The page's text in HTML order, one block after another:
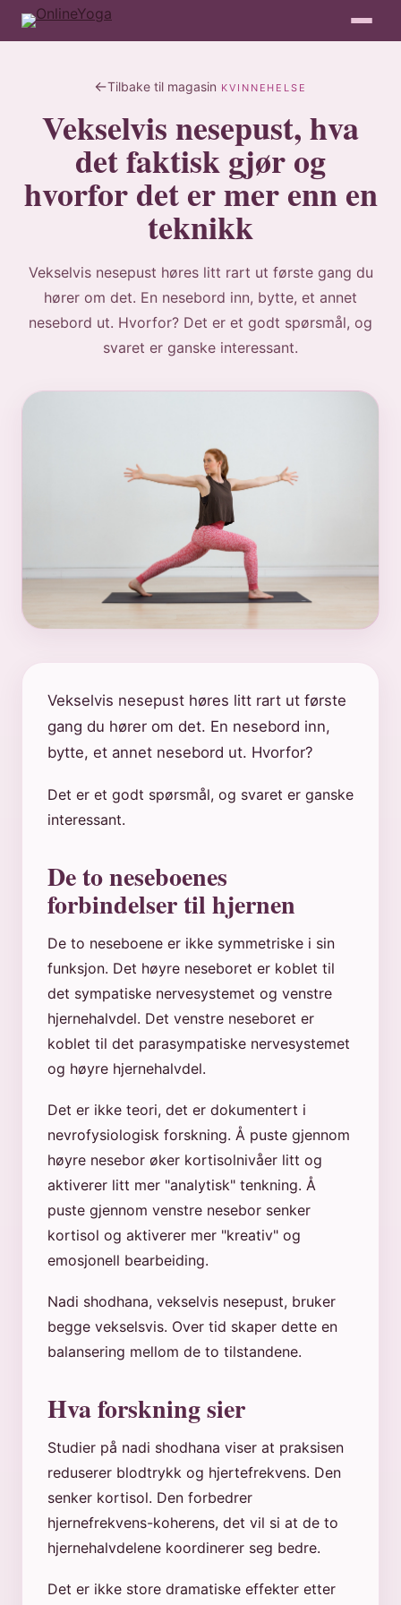
Tilbake til magasin KVINNEHELSE
Vekselvis nesepust, hva
det faktisk gjør og
hvorfor det er mer enn en
teknikk
Vekselvis nesepust høres litt rart ut første gang du
hører om det. En nesebord inn, bytte, et annet
nesebord ut. Hvorfor? Det er et godt spørsmål, og
svaret er ganske interessant.
Vekselvis nesepust høres litt rart ut første
gang du hører om det. En nesebord inn,
bytte, et annet nesebord ut. Hvorfor?
Det er et godt spørsmål, og svaret er ganske
interessant.
De to neseboenes
forbindelser til hjernen
De to neseboene er ikke symmetriske i sin
funksjon. Det høyre neseboret er koblet til
det sympatiske nervesystemet og venstre
hjernehalvdel. Det venstre neseboret er
koblet til det parasympatiske nervesystemet
og høyre hjernehalvdel.
Det er ikke teori, det er dokumentert i
nevrofysiologisk forskning. Å puste gjennom
høyre nesebor øker kortisolnivåer litt og
aktiverer litt mer "analytisk" tenkning. Å
puste gjennom venstre nesebor senker
kortisol og aktiverer mer "kreativ" og
emosjonell bearbeiding.
Nadi shodhana, vekselvis nesepust, bruker
begge vekselsvis. Over tid skaper dette en
balansering mellom de to tilstandene.
Hva forskning sier
Studier på nadi shodhana viser at praksisen
reduserer blodtrykk og hjertefrekvens. Den
senker kortisol. Den forbedrer
hjernefrekvens-koherens, det vil si at de to
hjernehalvdelene koordinerer seg bedre.
Det er ikke store dramatiske effekter etter